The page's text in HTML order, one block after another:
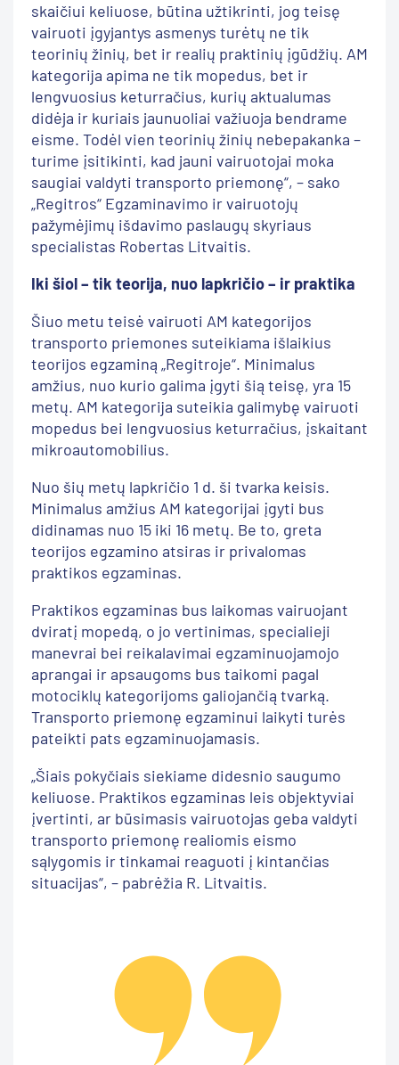
skaičiui keliuose, būtina užtikrinti, jog teisę
vairuoti įgyjantys asmenys turėtų ne tik
teorinių žinių, bet ir realių praktinių įgūdžių. AM
kategorija apima ne tik mopedus, bet ir
lengvuosius keturračius, kurių aktualumas
didėja ir kuriais jaunuoliai važiuoja bendrame
eisme. Todėl vien teorinių žinių nebepakanka –
turime įsitikinti, kad jauni vairuotojai moka
saugiai valdyti transporto priemonę“, – sako
„Regitros“ Egzaminavimo ir vairuotojų
pažymėjimų išdavimo paslaugų skyriaus
specialistas Robertas Litvaitis.
Iki šiol – tik teorija, nuo lapkričio – ir praktika
Šiuo metu teisė vairuoti AM kategorijos
transporto priemones suteikiama išlaikius
teorijos egzaminą „Regitroje“. Minimalus
amžius, nuo kurio galima įgyti šią teisę, yra 15
metų. AM kategorija suteikia galimybę vairuoti
mopedus bei lengvuosius keturračius, įskaitant
mikroautomobilius.
Nuo šių metų lapkričio 1 d. ši tvarka keisis.
Minimalus amžius AM kategorijai įgyti bus
didinamas nuo 15 iki 16 metų. Be to, greta
teorijos egzamino atsiras ir privalomas
praktikos egzaminas.
Praktikos egzaminas bus laikomas vairuojant
dviratį mopedą, o jo vertinimas, specialieji
manevrai bei reikalavimai egzaminuojamojo
aprangai ir apsaugoms bus taikomi pagal
motociklų kategorijoms galiojančią tvarką.
Transporto priemonę egzaminui laikyti turės
pateikti pats egzaminuojamasis.
„Šiais pokyčiais siekiame didesnio saugumo
keliuose. Praktikos egzaminas leis objektyviai
įvertinti, ar būsimasis vairuotojas geba valdyti
transporto priemonę realiomis eismo
sąlygomis ir tinkamai reaguoti į kintančias
situacijas“, – pabrėžia R. Litvaitis.